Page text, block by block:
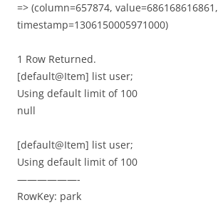
=> (column=657874, value=686168616861,
timestamp=1306150005971000)
1 Row Returned.
[default@Item] list user;
Using default limit of 100
null
[default@Item] list user;
Using default limit of 100
——————-
RowKey: park